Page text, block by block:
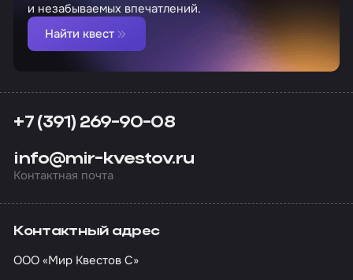
и незабываемых впечатлений.
Найти квест
+7 (391) 269-90-08
info@mir-kvestov.ru
Контактная почта
Контактный адрес
ООО «Мир Квестов С»